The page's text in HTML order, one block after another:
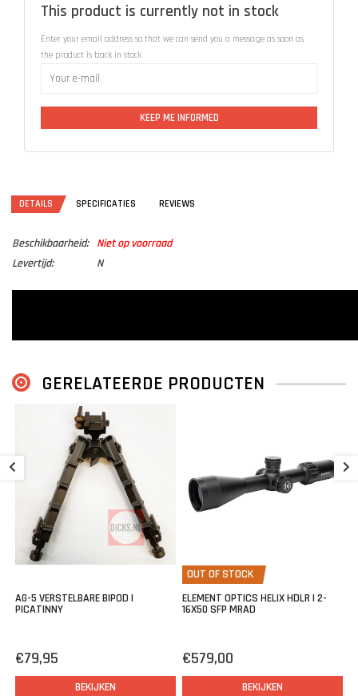
This product is currently not in stock
Enter your email address so that we can send you a message as soon as
the product is back in stock
KEEP ME INFORMED
DETAILS SPECIFICATIES REVIEWS
Beschikbaarheid:
Niet op voorraad
Levertijd:
N
Op zoek naar een persluchtbuks van hoge kwaliteit die precisie en
regelbaar vermogen biedt in een compact pakket?
Wilt u dat compleet maken met een semi- en volautomatisch
Zoek niet verder dan de Western Airguns Sidewinder!
GERELATEERDE PRODUCTEN
AG-5 VERSTELBARE BIPOD |
PICATINNY
€79,95
BEKIJKEN
OUT OF STOCK
ELEMENT OPTICS HELIX HDLR | 2-
16X50 SFP MRAD
€579,00
BEKIJKEN